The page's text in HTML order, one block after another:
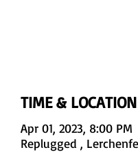
TIME & LOCATION
Apr 01, 2023, 8:00 PM
Replugged ,